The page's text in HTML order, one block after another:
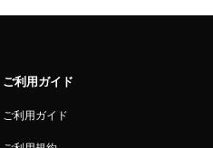
ご利用ガイド
ご利用ガイド